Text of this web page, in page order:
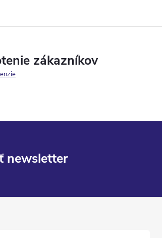
zákazníkov
newsletter